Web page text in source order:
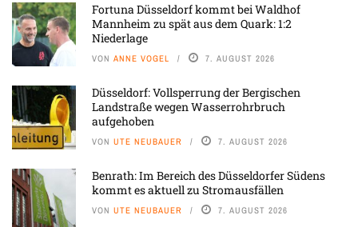
Fortuna Düsseldorf kommt bei Waldhof
Mannheim zu spät aus dem Quark: 1:2
Niederlage
VON ANNE VOGEL 7. AUGUST 2026
Düsseldorf: Vollsperrung der Bergischen
Landstraße wegen Wasserrohrbruch
aufgehoben
VON UTE NEUBAUER 7. AUGUST 2026
Benrath: Im Bereich des Düsseldorfer Südens
kommt es aktuell zu Stromausfällen
VON UTE NEUBAUER 7. AUGUST 2026